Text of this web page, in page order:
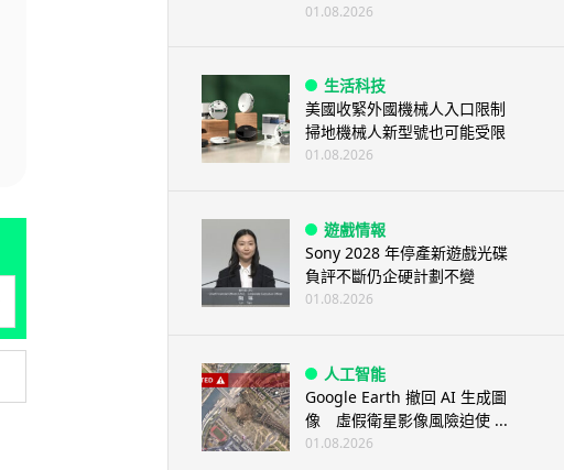
01.08.2026
生活科技
美國收緊外國機械人入口限制
掃地機械人新型號也可能受限
01.08.2026
遊戲情報
Sony 2028 年停產新遊戲光碟
負評不斷仍企硬計劃不變
01.08.2026
人工智能
Google Earth 撤回 AI 生成圖
像 虛假衛星影像風險迫使 ...
01.08.2026